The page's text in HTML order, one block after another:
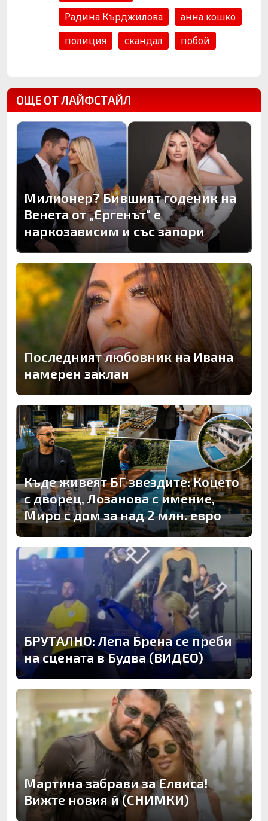
Радина Кърджилова
анна кошко
полиция
скандал побой
ОЩЕ ОТ ЛАЙФСТАЙЛ
Милионер? Бившият годеник на
Венета от „Ергенът“ е
наркозависим и със запори
Последният любовник на Ивана
намерен заклан
Къде живеят БГ звездите: Коцето
с дворец, Лозанова с имение,
Миро с дом за над 2 млн. евро
БРУТАЛНО: Лепа Брена се преби
на сцената в Будва (ВИДЕО)
Мартина забрави за Елвиса!
Вижте новия й (СНИМКИ)